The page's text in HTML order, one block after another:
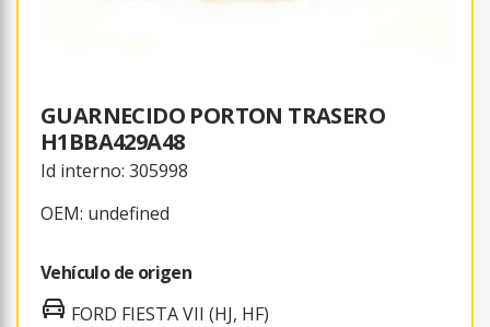
GUARNECIDO PORTON TRASERO
H1BBA429A48
Id interno: 305998
OEM: undefined
Vehículo de origen
FORD FIESTA VII (HJ, HF)